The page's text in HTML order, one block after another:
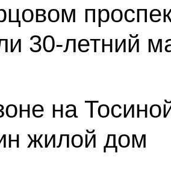
30-летний
на
жилой дом